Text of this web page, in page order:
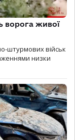
ворога живої
штурмових військ
низки